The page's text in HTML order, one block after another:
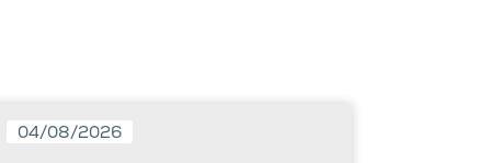
04/08/2026